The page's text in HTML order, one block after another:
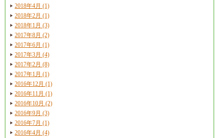
2018年4月 (1)
2018年2月 (1)
2018年1月 (3)
2017年8月 (2)
2017年6月 (1)
2017年3月 (4)
2017年2月 (8)
2017年1月 (1)
2016年12月 (1)
2016年11月 (1)
2016年10月 (2)
2016年9月 (3)
2016年7月 (1)
2016年4月 (4)